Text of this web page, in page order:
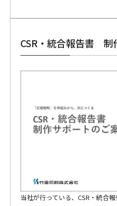
CSR・統合報告書 制
当社が行っている、CSR・統合